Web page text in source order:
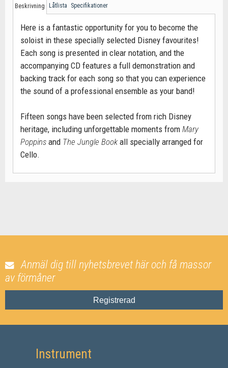
Beskrivning Låtlista Specifikationer
Here is a fantastic opportunity for you to become the
soloist in these specially selected Disney favourites!
Each song is presented in clear notation, and the
accompanying CD features a full demonstration and
backing track for each song so that you can experience
the sound of a professional ensemble as your band!
Fifteen songs have been selected from rich Disney
heritage, including unforgettable moments from Mary
Poppins and The Jungle Book all specially arranged for
Cello.
Anmäl dig till nyhetsbrevet här och få massor
av förmåner
Registrerad
Instrument